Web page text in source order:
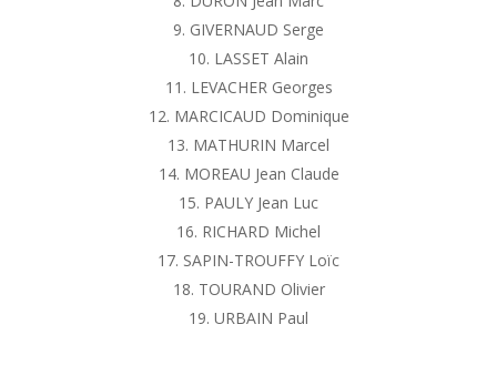
GIVERNAUD Serge
LASSET Alain
LEVACHER Georges
MARCICAUD Dominique
MATHURIN Marcel
MOREAU Jean Claude
PAULY Jean Luc
RICHARD Michel
SAPIN-TROUFFY Loïc
TOURAND Olivier
URBAIN Paul